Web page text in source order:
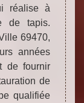
réalise à
de tapis.
69470,
années
de fournir
de
qualifiée